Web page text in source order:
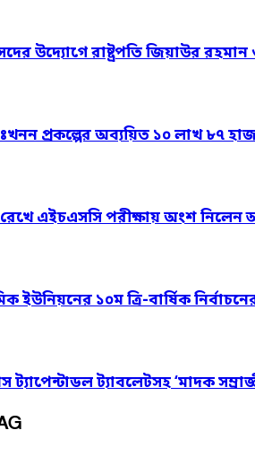
উদ্যোগে রাষ্ট্রপতি জিয়াউর
প্রকল্পের অব্যয়িত ১০ লাখ ৮৭
রেখে এইচএসসি পরীক্ষায় অংশ
ইউনিয়নের ১০ম ত্রি-বার্ষিক
ট্যাবলেটসহ ‘মাদক